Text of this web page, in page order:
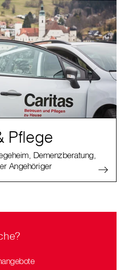
Pflege
Demenzberatung,
Angehöriger